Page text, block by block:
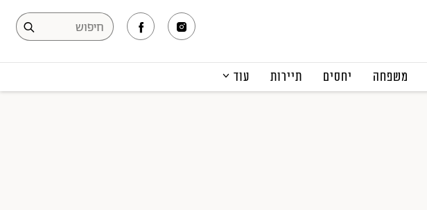
משפחה יחסים תיירות עוד